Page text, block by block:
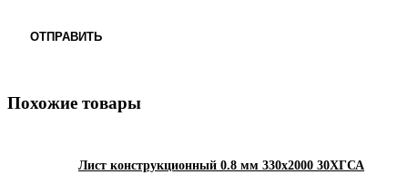
ОТПРАВИТЬ
Похожие товары
Лист конструкционный 0.8 мм 330х2000 30ХГСА